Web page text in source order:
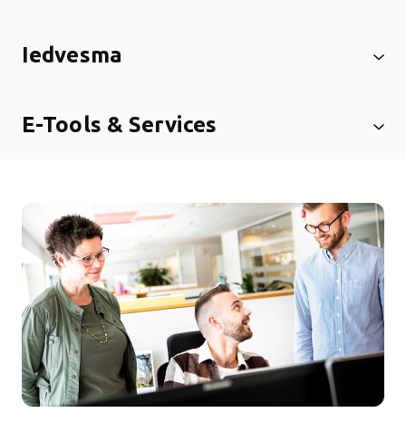
Iedvesma
E-Tools & Services